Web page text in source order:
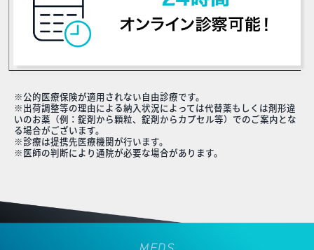
※公的医療保険が適用されない自由診療です。
※出荷調整等の理由による納入状況によっては代替薬もしくは剤形違
いのお薬（例：錠剤から顆粒、錠剤からカプセル等）でのご案内とな
る場合がございます。
※診療は提携先医療機関が行います。
※医師の判断により通院が必要な場合があります。